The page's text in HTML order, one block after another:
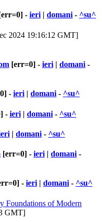
[err=0] - ieri| domani- ^su^
2024 19:16:12 GMT]
[err=0] - ieri | domani -
- ieri | domani - ^su^
- ieri | domani - ^su^
| domani - ^su^
[err=0] - ieri | domani -
- ieri | domani - ^su^
Foundations of Modern
GMT]